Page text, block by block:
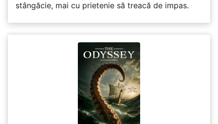
stângăcie, mai cu prietenie să treacă de impas.